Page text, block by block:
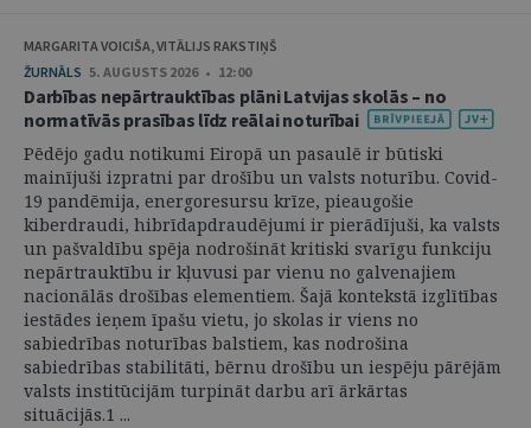
MARGARITA VOICIŠA, VITĀLIJS RAKSTIŅŠ
ŽURNĀLS 5. AUGUSTS 2026 • 12:00
Darbības nepārtrauktības plāni Latvijas skolās – no
normatīvās prasības līdz reālai noturībai
Pēdējo gadu notikumi Eiropā un pasaulē ir būtiski
mainījuši izpratni par drošību un valsts noturību. Covid-
19 pandēmija, energoresursu krīze, pieaugošie
kiberdraudi, hibrīdapdraudējumi ir pierādījuši, ka valsts
un pašvaldību spēja nodrošināt kritiski svarīgu funkciju
nepārtrauktību ir kļuvusi par vienu no galvenajiem
nacionālās drošības elementiem. Šajā kontekstā izglītības
iestādes ieņem īpašu vietu, jo skolas ir viens no
sabiedrības noturības balstiem, kas nodrošina
sabiedrības stabilitāti, bērnu drošību un iespēju pārējām
valsts institūcijām turpināt darbu arī ārkārtas
situācijās.1 ...